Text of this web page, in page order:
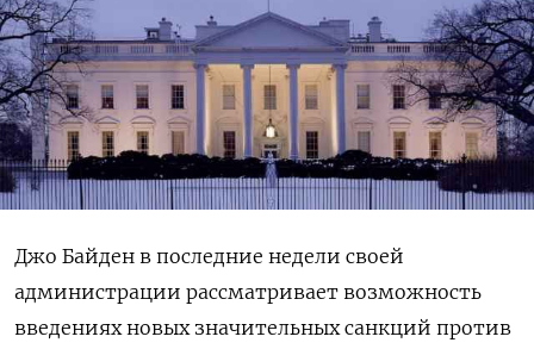
Джо Байден в последние недели своей
администрации рассматривает возможность
введениях новых значительных санкций против